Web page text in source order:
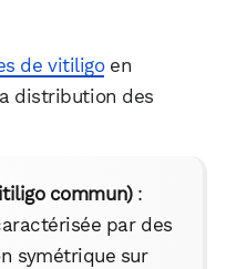
de vitiligoen
distribution des
commun):
par des
symétrique sur